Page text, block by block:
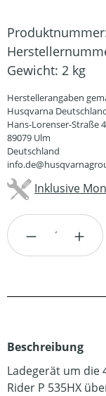
Gewicht: 2 kg
Herstellerangaben
Husqvarna
Hans-Lorenser-Straße
89079 Ulm
Deutschland
Inklusive
Produkt
Beschreibung
Ladegerät um die
Rider P 535HX